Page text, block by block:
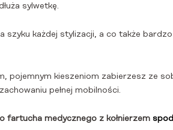
sylwetkę.
szyku każdej stylizacji, a co także
pojemnym kieszeniom zabierzesz ze
pełnej mobilności.
fartucha medycznego z kołnierzem